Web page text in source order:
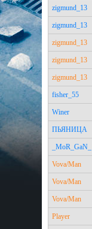
zigmund_13
zigmund_13
zigmund_13
zigmund_13
zigmund_13
fisher_55
Winer
ПЬЯНИЦА
_MoR_GaN_
Vova/Man
Vova/Man
Vova/Man
Player